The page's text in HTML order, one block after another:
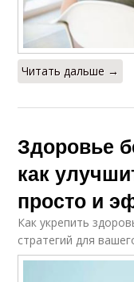
Читать дальше →
Здоровье
как
просто и
Как укрепить
стратегий для